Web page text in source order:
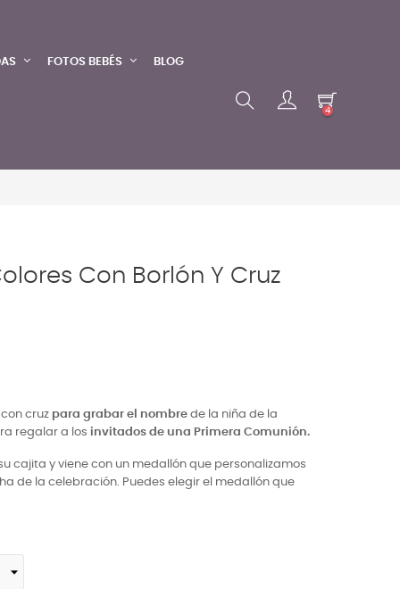
FOTOS BEBÉS BLOG
4
Con Borlón Y Cruz
cruz para grabar el nombre de la niña de la
regalar a los invitados de una Primera Comunión.
cajita y viene con un medallón que personalizamos
de la celebración. Puedes elegir el medallón que